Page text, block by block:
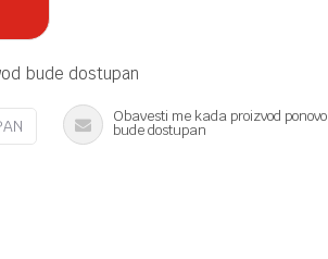
bude dostupan
Obavesti me kada proizvod ponovo
bude dostupan